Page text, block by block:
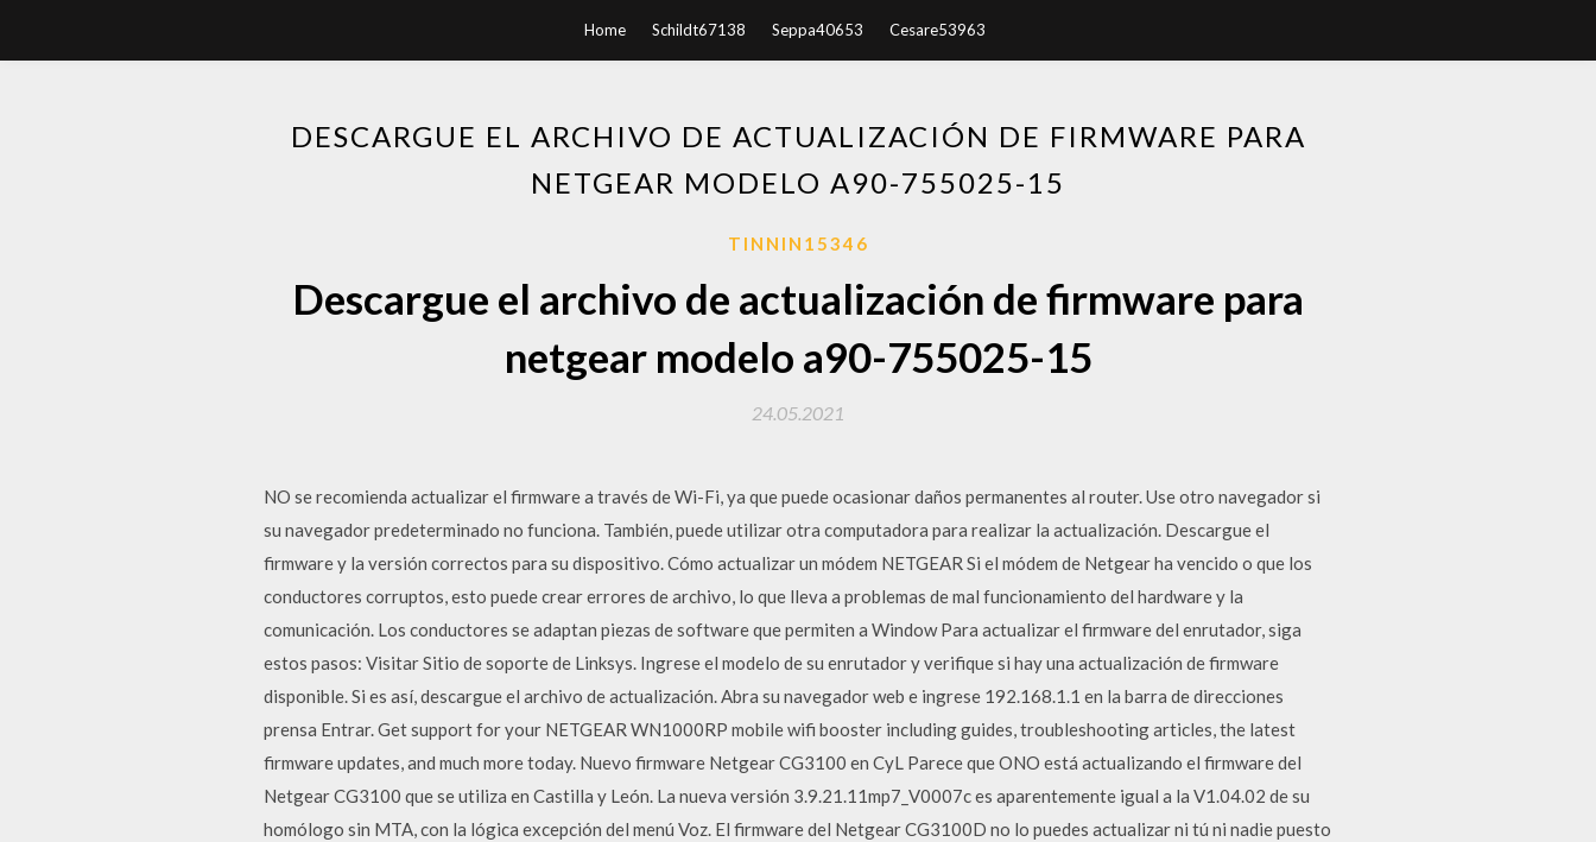
Home Schildt67138 Seppa40653 Cesare53963
DESCARGUE EL ARCHIVO DE ACTUALIZACIÓN DE FIRMWARE PARA
NETGEAR MODELO A90-755025-15
TINNIN15346
Descargue el archivo de actualización de firmware para
netgear modelo a90-755025-15
24.05.2021
NO se recomienda actualizar el firmware a través de Wi-Fi, ya que puede ocasionar daños permanentes al router. Use otro navegador si
su navegador predeterminado no funciona. También, puede utilizar otra computadora para realizar la actualización. Descargue el
firmware y la versión correctos para su dispositivo. Cómo actualizar un módem NETGEAR Si el módem de Netgear ha vencido o que los
conductores corruptos, esto puede crear errores de archivo, lo que lleva a problemas de mal funcionamiento del hardware y la
comunicación. Los conductores se adaptan piezas de software que permiten a Window Para actualizar el firmware del enrutador, siga
estos pasos: Visitar Sitio de soporte de Linksys. Ingrese el modelo de su enrutador y verifique si hay una actualización de firmware
disponible. Si es así, descargue el archivo de actualización. Abra su navegador web e ingrese 192.168.1.1 en la barra de direcciones
prensa Entrar. Get support for your NETGEAR WN1000RP mobile wifi booster including guides, troubleshooting articles, the latest
firmware updates, and much more today. Nuevo firmware Netgear CG3100 en CyL Parece que ONO está actualizando el firmware del
Netgear CG3100 que se utiliza en Castilla y León. La nueva versión 3.9.21.11mp7_V0007c es aparentemente igual a la V1.04.02 de su
homólogo sin MTA, con la lógica excepción del menú Voz. El firmware del Netgear CG3100D no lo puedes actualizar ni tú ni nadie puesto